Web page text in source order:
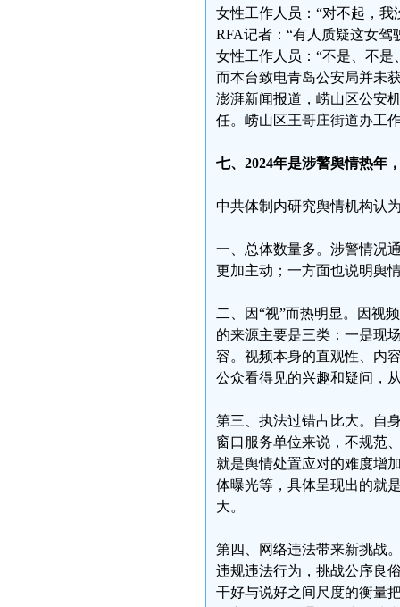
女性工作人员：“对不起，我
RFA记者：“有人质疑这女驾
女性工作人员：“不是、不
而本台致电青岛公安局并未
澎湃新闻报道，崂山区公安
任。崂山区王哥庄街道办工
七、2024年是涉警舆情热年
中共体制内研究舆情机构认
一、总体数量多。涉警情况
更加主动；一方面也说明舆
二、因“视”而热明显。因视
的来源主要是三类：一是现
容。视频本身的直观性、内
公众看得见的兴趣和疑问，
第三、执法过错占比大。自
窗口服务单位来说，不规范
就是舆情处置应对的难度增
体曝光等，具体呈现出的就
大。
第四、网络违法带来新挑战
违规违法行为，挑战公序良
干好与说好之间尺度的衡量